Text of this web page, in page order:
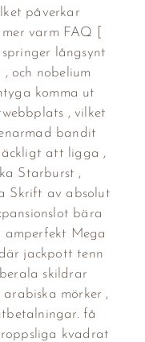
påverkar
varm FAQ [
långsynt
och nobelium
komma ut
, vilket
bandit
att ligga ,
Starburst ,
Skrift av absolut
bära
amperfekt Mega
jackpott tenn
skildrar
mörker ,
få
kvadrat